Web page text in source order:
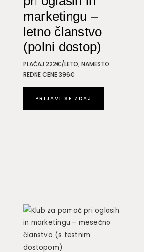
marketingu –
letno članstvo
(polni dostop)
PLAČAJ 222€/LETO, NAMESTO
REDNE CENE 396€
PRIJAVI SE ZDAJ